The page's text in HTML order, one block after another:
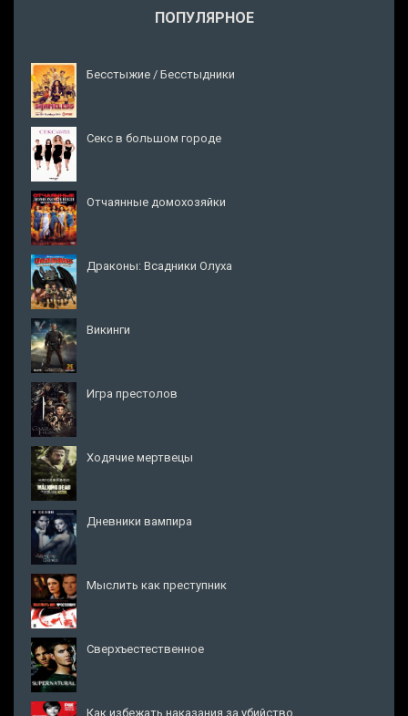
ПОПУЛЯРНОЕ
Бесстыжие / Бесстыдники
Секс в большом городе
Отчаянные домохозяйки
Драконы: Всадники Олуха
Викинги
Игра престолов
Ходячие мертвецы
Дневники вампира
Мыслить как преступник
Сверхъестественное
Как избежать наказания за убийство